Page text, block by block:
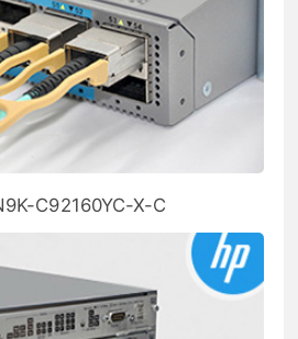
C92160YC-X-C